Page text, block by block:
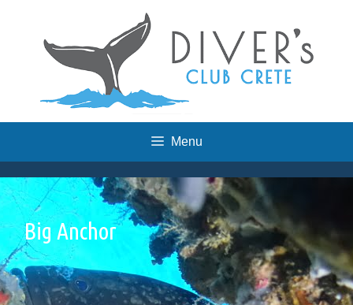
content
Menu
Big Anchor